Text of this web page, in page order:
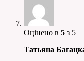
Оцінено в 5 з 5
Татьяна